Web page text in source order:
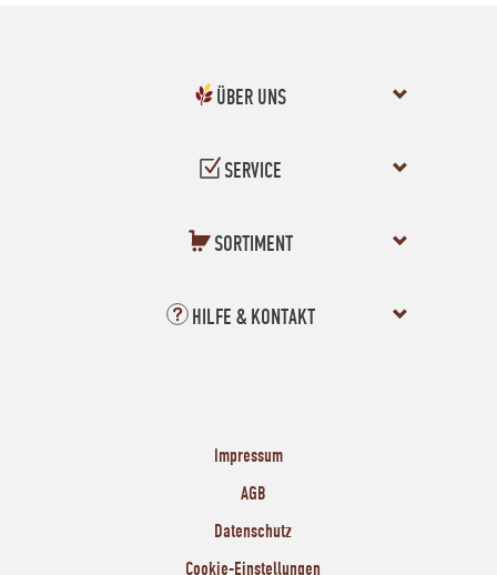
ÜBER UNS
SERVICE
SORTIMENT
HILFE & KONTAKT
Impressum
AGB
Datenschutz
Cookie-Einstellungen